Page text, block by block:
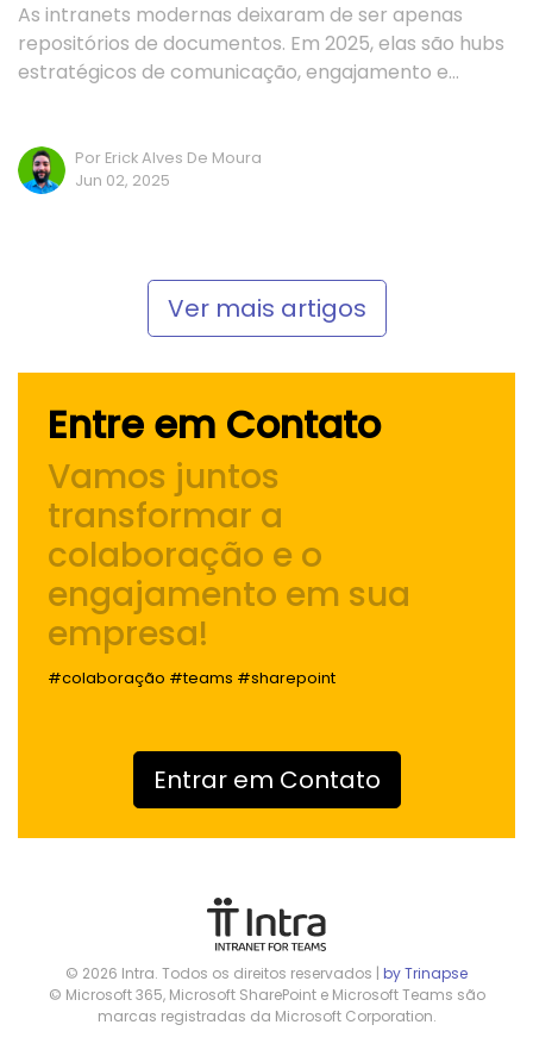
As intranets modernas deixaram de ser apenas
repositórios de documentos. Em 2025, elas são hubs
estratégicos de comunicação, engajamento e…
Por Erick Alves De Moura
Jun 02, 2025
Ver mais artigos
Entre em Contato
Vamos juntos
transformar a
colaboração e o
engajamento em sua
empresa!
#colaboração #teams #sharepoint
Entrar em Contato
© 2026 Intra. Todos os direitos reservados | by Trinapse
© Microsoft 365, Microsoft SharePoint e Microsoft Teams são
marcas registradas da Microsoft Corporation.